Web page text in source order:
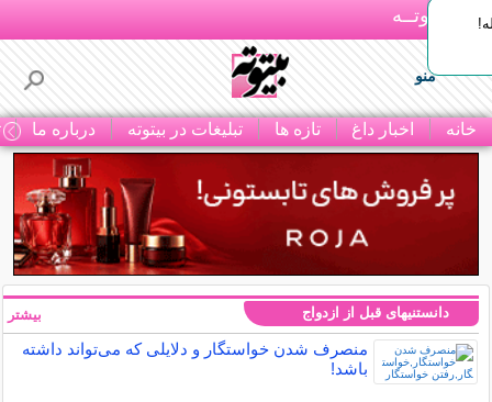
بـیتوتــه
منو
خانه اخبار داغ تازه ها تبلیغات در بیتوته درباره ما
دانستنیهای قبل از ازدواج
منصرف شدن خواستگار و دلایلی که می‌تواند داشته
باشد!
بیشتر